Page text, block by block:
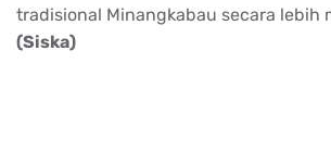
tradisional Minangkabau secara lebih
(Siska)